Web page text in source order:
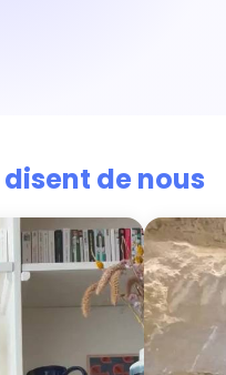
disent de nous